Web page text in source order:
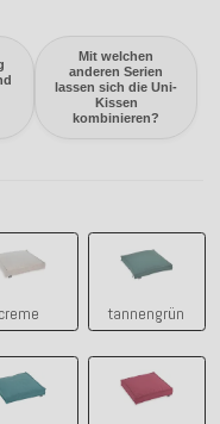
Mit welchen
anderen Serien
lassen sich die Uni-
Kissen
kombinieren?
creme tannengrün
tannengrün
cyan petrol light himbeer